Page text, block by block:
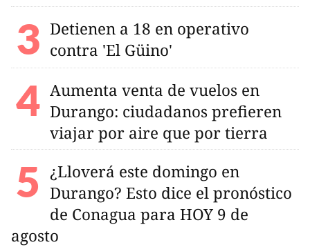
Detienen a 18 en operativo
contra 'El Güino'
Aumenta venta de vuelos en
Durango: ciudadanos prefieren
viajar por aire que por tierra
¿Lloverá este domingo en
Durango? Esto dice el pronóstico
de Conagua para HOY 9 de
agosto